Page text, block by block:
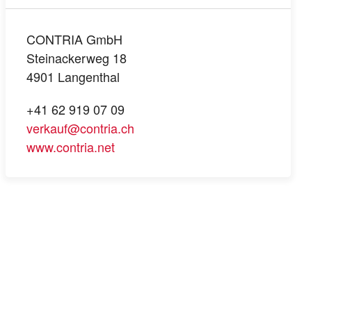
CONTRIA GmbH
Steinackerweg 18
4901 Langenthal
+41 62 919 07 09
verkauf@contria.ch
www.contria.net